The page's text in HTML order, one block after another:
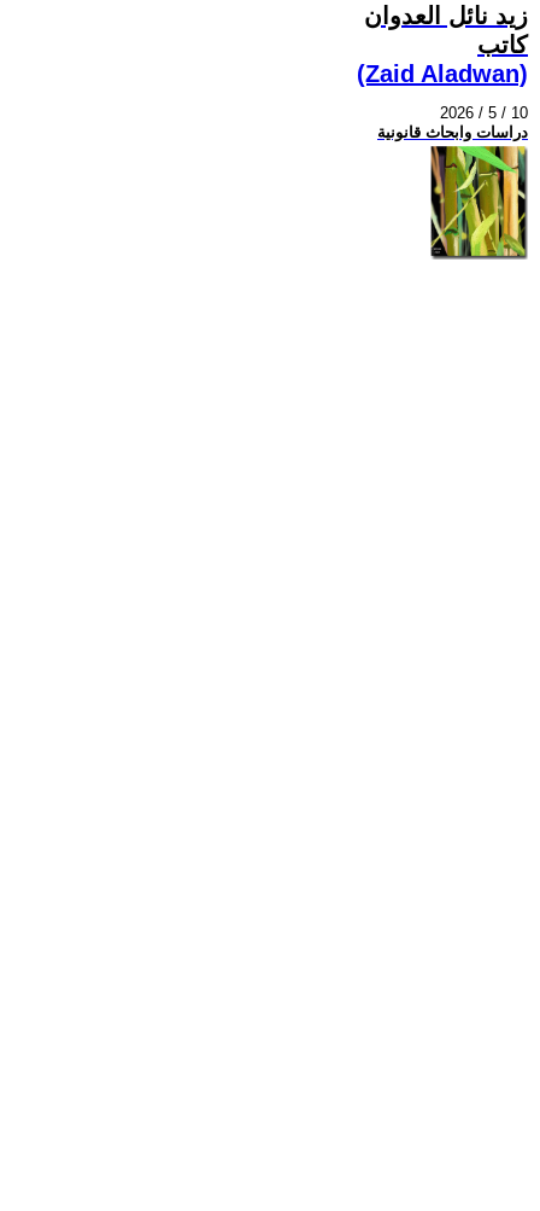
زيد نائل العدوان
كاتب
(Zaid Aladwan)
2026 / 5 / 10
دراسات وابحاث قانونية